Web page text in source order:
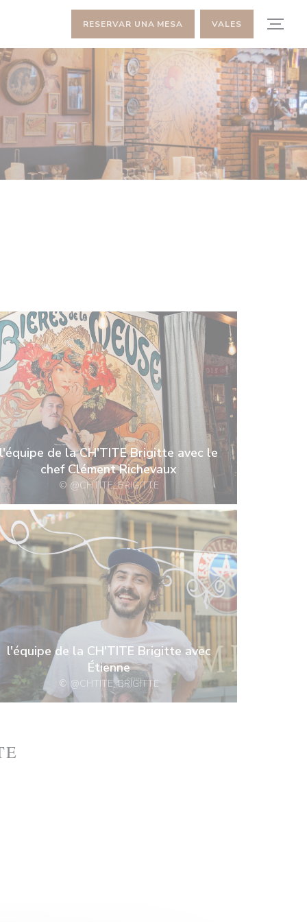
RESERVAR UNA MESA VALES
l'équipe de la CH'TITE Brigitte avec le
chef Clément Richevaux
© @CHTITE_BRIGITTE
l'équipe de la CH'TITE Brigitte avec
Étienne
© @CHTITE_BRIGITTE